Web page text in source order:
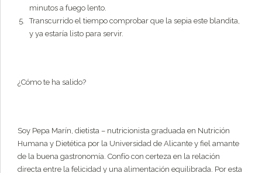
minutos a fuego lento.
Transcurrido el tiempo comprobar que la sepia este blandita,
y ya estaría listo para servir.
¿Cómo te ha salido?
Soy Pepa Marín, dietista – nutricionista graduada en Nutrición
Humana y Dietética por la Universidad de Alicante y fiel amante
de la buena gastronomía. Confío con certeza en la relación
directa entre la felicidad y una alimentación equilibrada. Por esta